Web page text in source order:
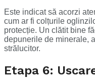
Este indicat să acorzi
cum ar fi colțurile
protecție. Un clătit bine
depunerile de minerale,
strălucitor.
Etapa 6: